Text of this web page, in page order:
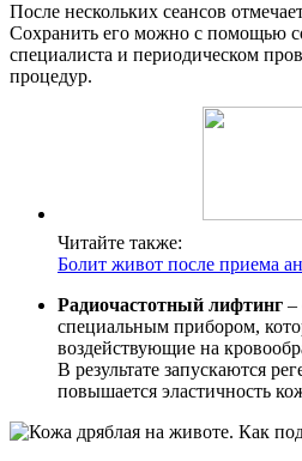
После нескольких сеансов
Сохранить его можно с помощью
специалиста и периодическом
процедур.
Читайте также:
Болит живот после приема
Радиочастотный лифтинг –
специальным прибором,
воздействующие на
В результате запускаются
повышается эластичность